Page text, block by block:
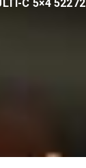
C 5×4 52272